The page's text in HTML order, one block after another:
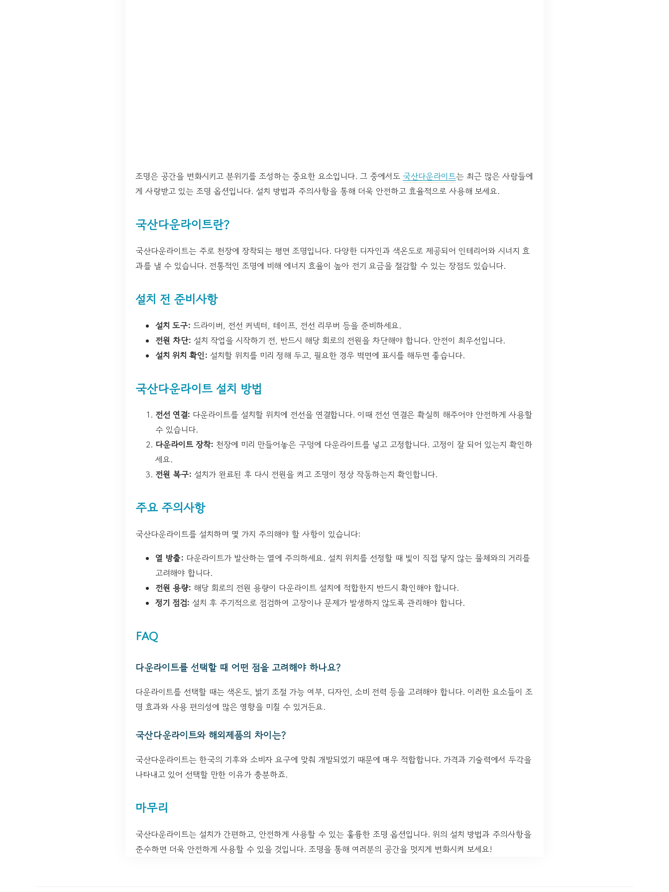
조명은 공간을 변화시키고 분위기를 조성하는 중요한 요소입니다. 그 중에서도 국산다운라이트는 최근 많은 사람들에
게 사랑받고 있는 조명 옵션입니다. 설치 방법과 주의사항을 통해 더욱 안전하고 효율적으로 사용해 보세요.
국산다운라이트란?
국산다운라이트는 주로 천장에 장착되는 평면 조명입니다. 다양한 디자인과 색온도로 제공되어 인테리어와 시너지 효
과를 낼 수 있습니다. 전통적인 조명에 비해 에너지 효율이 높아 전기 요금을 절감할 수 있는 장점도 있습니다.
설치 전 준비사항
설치 도구: 드라이버, 전선 커넥터, 테이프, 전선 리무버 등을 준비하세요.
전원 차단: 설치 작업을 시작하기 전, 반드시 해당 회로의 전원을 차단해야 합니다. 안전이 최우선입니다.
설치 위치 확인: 설치할 위치를 미리 정해 두고, 필요한 경우 벽면에 표시를 해두면 좋습니다.
국산다운라이트 설치 방법
전선 연결: 다운라이트를 설치할 위치에 전선을 연결합니다. 이때 전선 연결은 확실히 해주어야 안전하게 사용할
수 있습니다.
다운라이트 장착: 천장에 미리 만들어놓은 구멍에 다운라이트를 넣고 고정합니다. 고정이 잘 되어 있는지 확인하
세요.
전원 복구: 설치가 완료된 후 다시 전원을 켜고 조명이 정상 작동하는지 확인합니다.
주요 주의사항
국산다운라이트를 설치하며 몇 가지 주의해야 할 사항이 있습니다:
열 방출: 다운라이트가 발산하는 열에 주의하세요. 설치 위치를 선정할 때 빛이 직접 닿지 않는 물체와의 거리를
고려해야 합니다.
전원 용량: 해당 회로의 전원 용량이 다운라이트 설치에 적합한지 반드시 확인해야 합니다.
정기 점검: 설치 후 주기적으로 점검하여 고장이나 문제가 발생하지 않도록 관리해야 합니다.
FAQ
다운라이트를 선택할 때 어떤 점을 고려해야 하나요?
다운라이트를 선택할 때는 색온도, 밝기 조절 가능 여부, 디자인, 소비 전력 등을 고려해야 합니다. 이러한 요소들이 조
명 효과와 사용 편의성에 많은 영향을 미칠 수 있거든요.
국산다운라이트와 해외제품의 차이는?
국산다운라이트는 한국의 기후와 소비자 요구에 맞춰 개발되었기 때문에 매우 적합합니다. 가격과 기술력에서 두각을
나타내고 있어 선택할 만한 이유가 충분하죠.
마무리
국산다운라이트는 설치가 간편하고, 안전하게 사용할 수 있는 훌륭한 조명 옵션입니다. 위의 설치 방법과 주의사항을
준수하면 더욱 안전하게 사용할 수 있을 것입니다. 조명을 통해 여러분의 공간을 멋지게 변화시켜 보세요!